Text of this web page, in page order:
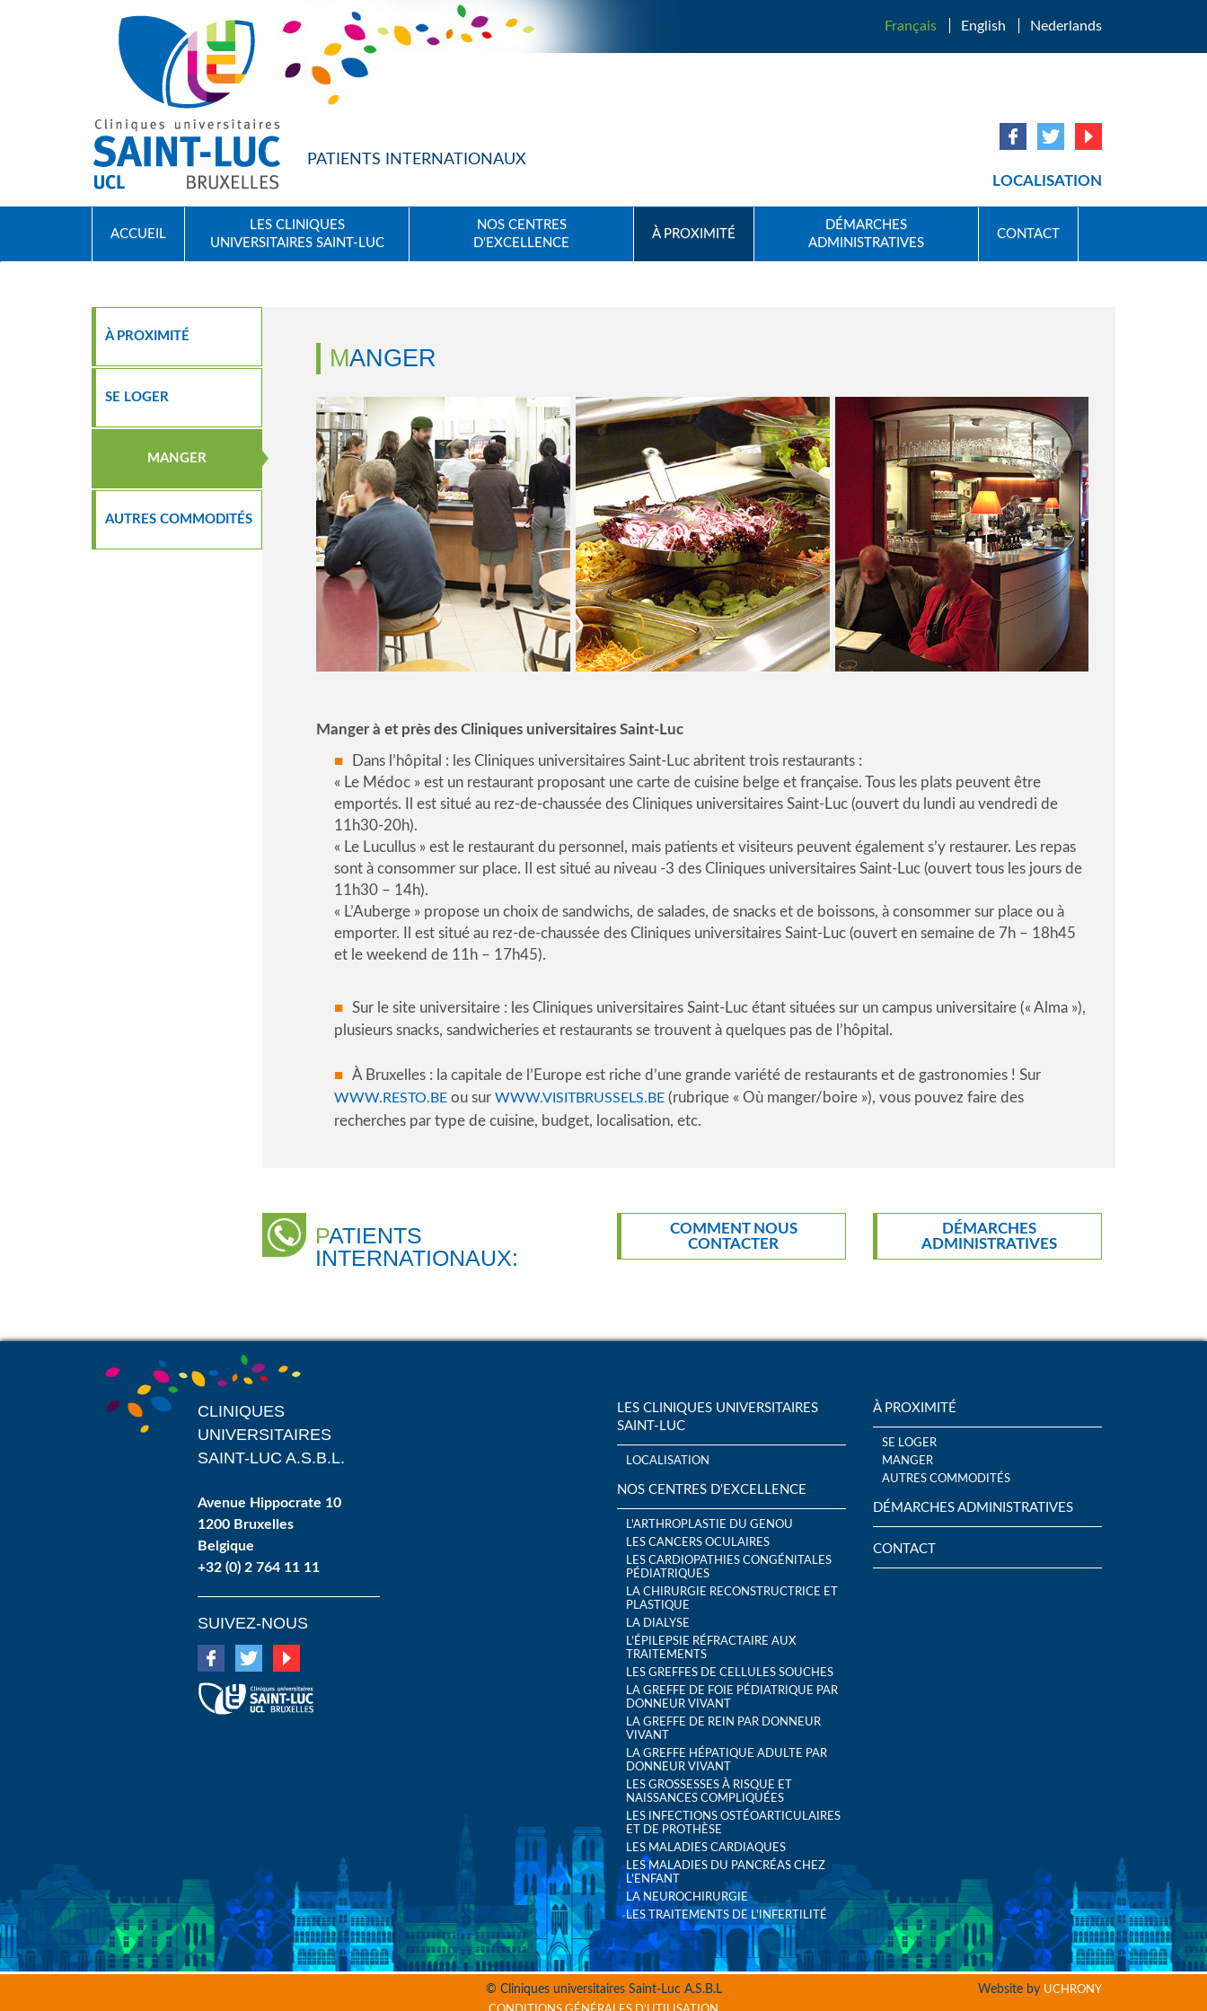
PATIENTS INTERNATIONAUX
Français English Nederlands
LOCALISATION
ACCUEIL
LES CLINIQUES
UNIVERSITAIRES SAINT-LUC
NOS CENTRES
D'EXCELLENCE
À PROXIMITÉ
DÉMARCHES
ADMINISTRATIVES
CONTACT
À PROXIMITÉ
SE LOGER
MANGER
AUTRES COMMODITÉS
MANGER
Manger à et près des Cliniques universitaires Saint-Luc
Dans l’hôpital : les Cliniques universitaires Saint-Luc abritent trois restaurants :
« Le Médoc » est un restaurant proposant une carte de cuisine belge et française. Tous les plats peuvent être
emportés. Il est situé au rez-de-chaussée des Cliniques universitaires Saint-Luc (ouvert du lundi au vendredi de
11h30-20h).
« Le Lucullus » est le restaurant du personnel, mais patients et visiteurs peuvent également s’y restaurer. Les repas
sont à consommer sur place. Il est situé au niveau -3 des Cliniques universitaires Saint-Luc (ouvert tous les jours de
11h30 – 14h).
« L’Auberge » propose un choix de sandwichs, de salades, de snacks et de boissons, à consommer sur place ou à
emporter. Il est situé au rez-de-chaussée des Cliniques universitaires Saint-Luc (ouvert en semaine de 7h – 18h45
et le weekend de 11h – 17h45).
Sur le site universitaire : les Cliniques universitaires Saint-Luc étant situées sur un campus universitaire (« Alma »),
plusieurs snacks, sandwicheries et restaurants se trouvent à quelques pas de l’hôpital.
À Bruxelles : la capitale de l’Europe est riche d’une grande variété de restaurants et de gastronomies ! Sur
WWW.RESTO.BE ou sur WWW.VISITBRUSSELS.BE (rubrique « Où manger/boire »), vous pouvez faire des
recherches par type de cuisine, budget, localisation, etc.
PATIENTS
INTERNATIONAUX:
COMMENT NOUS
CONTACTER
DÉMARCHES
ADMINISTRATIVES
CLINIQUES
UNIVERSITAIRES
SAINT-LUC A.S.B.L.
Avenue Hippocrate 10
1200 Bruxelles
Belgique
+32 (0) 2 764 11 11
SUIVEZ-NOUS
LES CLINIQUES UNIVERSITAIRES
SAINT-LUC
LOCALISATION
NOS CENTRES D'EXCELLENCE
L'ARTHROPLASTIE DU GENOU
LES CANCERS OCULAIRES
LES CARDIOPATHIES CONGÉNITALES
PÉDIATRIQUES
LA CHIRURGIE RECONSTRUCTRICE ET
PLASTIQUE
LA DIALYSE
L’ÉPILEPSIE RÉFRACTAIRE AUX
TRAITEMENTS
LES GREFFES DE CELLULES SOUCHES
LA GREFFE DE FOIE PÉDIATRIQUE PAR
DONNEUR VIVANT
LA GREFFE DE REIN PAR DONNEUR
VIVANT
LA GREFFE HÉPATIQUE ADULTE PAR
DONNEUR VIVANT
LES GROSSESSES À RISQUE ET
NAISSANCES COMPLIQUÉES
LES INFECTIONS OSTÉOARTICULAIRES
ET DE PROTHÈSE
LES MALADIES CARDIAQUES
LES MALADIES DU PANCRÉAS CHEZ
L’ENFANT
LA NEUROCHIRURGIE
LES TRAITEMENTS DE L'INFERTILITÉ
À PROXIMITÉ
SE LOGER
MANGER
AUTRES COMMODITÉS
DÉMARCHES ADMINISTRATIVES
CONTACT
© Cliniques universitaires Saint-Luc A.S.B.L Website by UCHRONY